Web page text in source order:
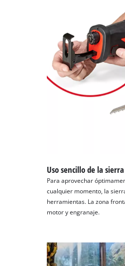
Uso sencillo de la
Para aprovechar
cualquier momento, la
herramientas. La zona
motor y engranaje.